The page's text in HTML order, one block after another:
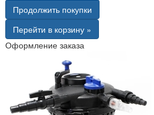
Продолжить покупки
Перейти в корзину »
Оформление заказа